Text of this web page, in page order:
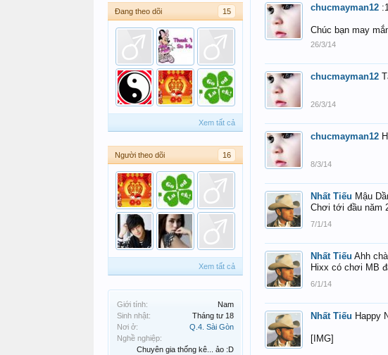
Đang theo dõi 15
Xem tất cả
Người theo dõi 16
Xem tất cả
Giới tính:
Nam
Sinh nhật:
Tháng tư 18
Nơi ở:
Q.4. Sài Gòn
Nghề nghiệp:
Chuyên gia thống kê... ảo :D
chucmayman12
Chúc bạn may
26/3/14
chucmayman12
26/3/14
chucmayman12
8/3/14
Nhất Tiếu Mậu
Chơi tới đầu năm
7/1/14
Nhất Tiếu Ahh
Hixx có chơi MB
6/1/14
Nhất Tiếu Happy
[IMG]